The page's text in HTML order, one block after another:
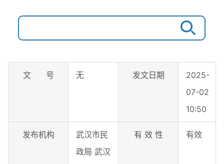
文 号 无 发文日期
2025-
07-02
10:50
发布机构
武汉市民
政局 武汉
有 效 性 有效